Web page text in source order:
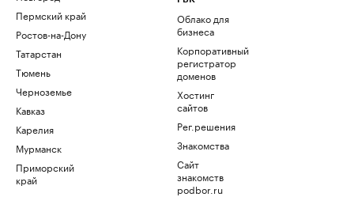
Пермский край
Ростов-на-Дону
Татарстан
Тюмень
Черноземье
Кавказ
Карелия
Мурманск
Приморский
край
Облако для
бизнеса
Корпоративный
регистратор
доменов
Хостинг
сайтов
Рег.решения
Знакомства
Сайт
знакомств
podbor.ru